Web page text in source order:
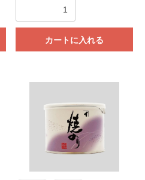
カートに入れる